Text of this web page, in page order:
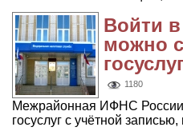
Войти
можно
1180
Межрайонная ИФНС России
госуслуг с учётной